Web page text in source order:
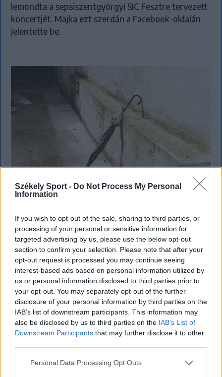
Székely Sport - Do Not Process My Personal
Information
If you wish to opt-out of the sale, sharing to third parties, or
processing of your personal or sensitive information for
targeted advertising by us, please use the below opt-out
section to confirm your selection. Please note that after your
opt-out request is processed you may continue seeing
interest-based ads based on personal information utilized by
us or personal information disclosed to third parties prior to
your opt-out. You may separately opt-out of the further
disclosure of your personal information by third parties on the
IAB’s list of downstream participants. This information may
also be disclosed by us to third parties on the IAB’s List of
Downstream Participants that may further disclose it to other
Personal Data Processing Opt Outs
lemondta a sepsiszentgyörgyi SIC Fesztre tervezett
koncertjét. Majka ezt szerdán a Facebook-oldalán
jelentette be.
KRÓNIKA
Záporok, zivatarok hoznak felfrissülést
a kánikula után – kéthetes időjárás-
előrejelzés
Csütörtök-péntekig tovább melegszik az idő
Románia legtöbb régiójában, ahol kánikulára és
fokozott hőterhelésre kell számítani, utána azonban
fokozatos lehűlés kezdődik, és nő a záporok,
zivatarok valószínűsége.